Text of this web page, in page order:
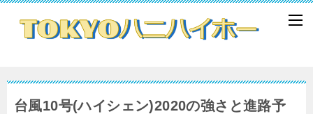
台風10号(ハイシェン)2020の強さと進路予